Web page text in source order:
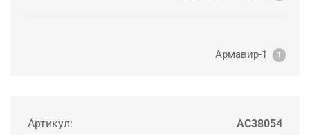
Армавир-1 1
Артикул: AC38054